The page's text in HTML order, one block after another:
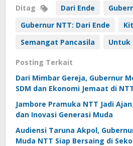
Ditag Dari Ende
Gubernur NTT: Dari Ende
Semangat Pancasila
Untuk
Posting Terkait
Dari Mimbar Gereja, Gubernur
SDM dan Ekonomi Jemaat di
Jambore Pramuka NTT Jadi
dan Inovasi Generasi Muda
Audiensi Taruna Akpol,
Muda NTT Siap Bersaing di